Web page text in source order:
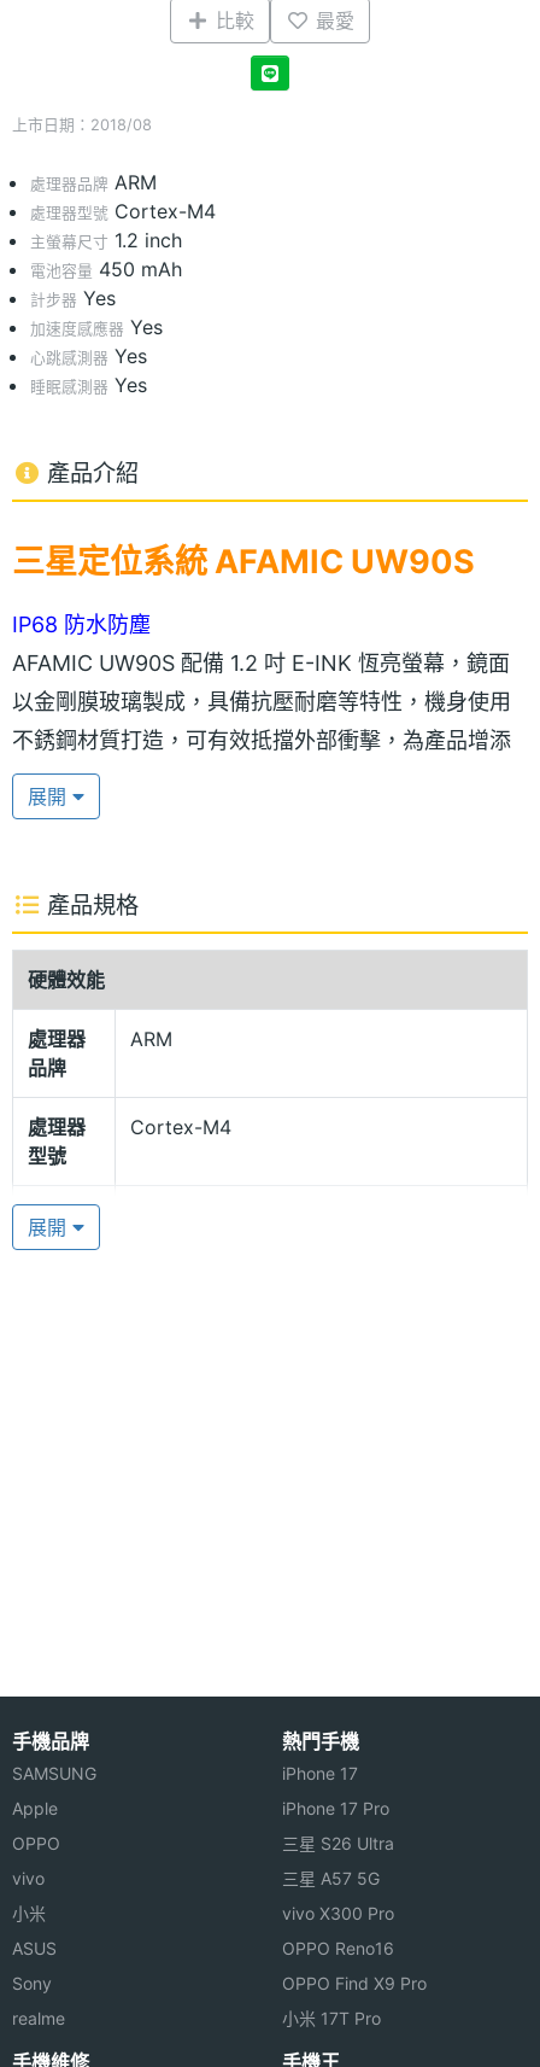
比較 最愛
上市日期：2018/08
處理器品牌 ARM
處理器型號 Cortex-M4
主螢幕尺寸 1.2 inch
電池容量 450 mAh
計步器 Yes
加速度感應器 Yes
心跳感測器 Yes
睡眠感測器 Yes
產品介紹
三星定位系統 AFAMIC UW90S
IP68 防水防塵
AFAMIC UW90S 配備 1.2 吋 E-INK 恆亮螢幕，鏡面
以金剛膜玻璃製成，具備抗壓耐磨等特性，機身使用
不銹鋼材質打造，可有效抵擋外部衝擊，為產品增添
保護力，加上採用環保橡膠錶帶能與肌膚柔順貼合，
獨特的鏤空設計更有助於快速排汗，提高整體透氣效
手錶極佳防護，在日常生活中、游泳時讓你使用更安
心。
SOS 求救功能
AFAMIC UW90S 內建 ARM Cortex-M4 單核心處理
動裝置的來電訊息，以及當日的天氣狀況、空氣品質
和 PM2.5 等數據，具備三星定位系統，提供用戶準確
的位置資訊，支援 SOS、返程巡航、指南針等戶外求
救功能，長按返回鍵 3 秒，手錶會啟動 GPS，並透過
UW90S 配置 450mAh 電池，採用背夾式充電器，只
需兩小時即可將電力充滿，並提供最長 30 日的待機時
間，有效兼顧電力續航與使用性能。
AFAMIC UW90S 功能特色
展開
產品規格
硬體效能
處理器
品牌
ARM
處理器
型號
Cortex-M4
處理器
核心數
連接與應用
藍牙
衛星定
位
BeiDou, GLONASS, GPS
展開
手機品牌
SAMSUNG
Apple
OPPO
vivo
小米
ASUS
Sony
realme
熱門手機
iPhone 17
iPhone 17 Pro
三星 S26 Ultra
三星 A57 5G
vivo X300 Pro
OPPO Reno16
OPPO Find X9 Pro
小米 17T Pro